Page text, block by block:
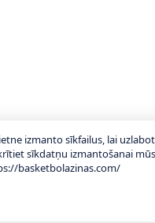
izmanto sīkfailus, lai
sīkdatņu izmantošanai
basketbolazinas.com/